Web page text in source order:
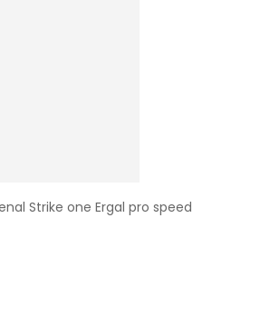
Strike one Ergal pro speed